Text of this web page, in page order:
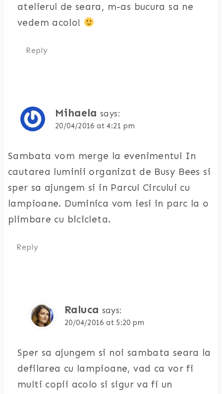
atelierul de seara, m-as bucura sa ne
vedem acolo!
Reply
Mihaela says:
20/04/2016 at 4:21 pm
Sambata vom merge la evenimentul In
cautarea luminii organizat de Busy Bees si
sper sa ajungem si in Parcul Circului cu
lampioane. Duminica vom iesi in parc la o
plimbare cu bicicleta.
Reply
Raluca says:
20/04/2016 at 5:20 pm
Sper sa ajungem si noi sambata seara la
defilarea cu lampioane, vad ca vor fi
multi copii acolo si sigur va fi un